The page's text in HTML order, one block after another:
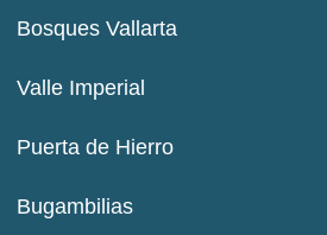
Bosques Vallarta
Valle Imperial
Puerta de Hierro
Bugambilias